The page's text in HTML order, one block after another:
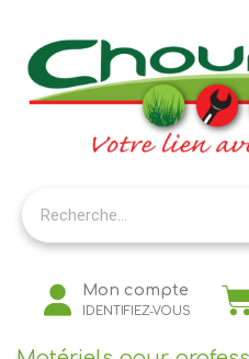
Mon compte
IDENTIFIEZ-VOUS